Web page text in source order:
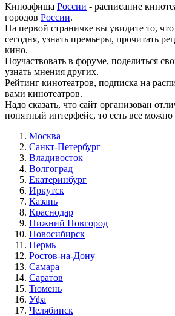
Киноафиша России - расписание
городов России.
На первой страничке вы увидите то,
сегодня, узнать премьеры, прочитать
кино.
Поучаствовать в форуме, поделиться
узнать мнения других.
Рейтинг кинотеатров, подписка на
вами кинотеатров.
Надо сказать, что сайт организован
понятный интерфейс, то есть все можно
Москва
Санкт-Петербург
Владивосток
Волгоград
Екатеринбург
Иркутск
Казань
Краснодар
Нижний Новгород
Новосибирск
Пермь
Ростов-на-Дону
Самара
Саратов
Тюмень
Уфа
Челябинск